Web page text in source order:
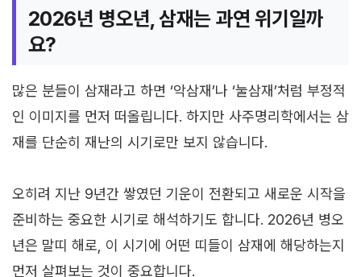
2026년 병오년, 삼재는 과연 위기일까
요?
많은 분들이 삼재라고 하면 ‘악삼재’나 ‘눌삼재’처럼 부정적
인 이미지를 먼저 떠올립니다. 하지만 사주명리학에서는 삼
재를 단순히 재난의 시기로만 보지 않습니다.
오히려 지난 9년간 쌓였던 기운이 전환되고 새로운 시작을
준비하는 중요한 시기로 해석하기도 합니다. 2026년 병오
년은 말띠 해로, 이 시기에 어떤 띠들이 삼재에 해당하는지
먼저 살펴보는 것이 중요합니다.